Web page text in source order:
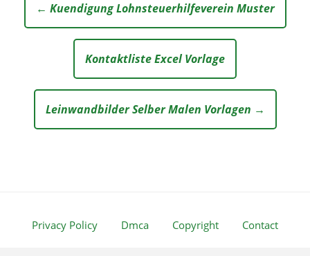
← Kuendigung Lohnsteuerhilfeverein Muster
Kontaktliste Excel Vorlage
Leinwandbilder Selber Malen Vorlagen →
Privacy Policy Dmca Copyright Contact